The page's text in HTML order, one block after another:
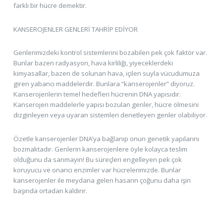
farklı bir hücre demektir.
KANSEROJENLER GENLERİ TAHRİP EDİYOR
Genlerimizdeki kontrol sistemlerini bozabilen pek çok faktör var.
Bunlar bazen radyasyon, hava kirliliği, yiyeceklerdeki
kimyasallar, bazen de solunan hava, içilen suyla vücudumuza
giren yabancı maddelerdir. Bunlara “kanserojenler” diyoruz.
Kanserojenlerin temel hedefleri hücrenin DNA yapısıdır.
Kanserojen maddelerle yapısı bozulan genler, hücre ölmesini
dizginleyen veya uyaran sistemleri denetleyen genler olabiliyor.
Özetle kanserojenler DNA’ya bağlanıp onun genetik yapılarını
bozmaktadır. Genlerin kanserojenlere öyle kolayca teslim
olduğunu da sanmayın! Bu süreçleri engelleyen pek çok
koruyucu ve onarıcı enzimler var hücrelerimizde. Bunlar
kanserojenler ile meydana gelen hasarın çoğunu daha işin
başında ortadan kaldırır.